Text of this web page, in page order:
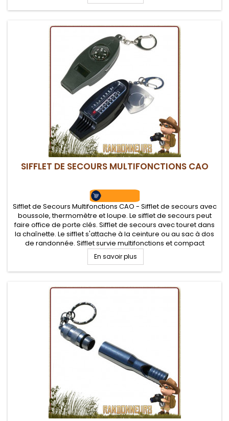
SIFFLET DE SECOURS MULTIFONCTIONS CAO
Sifflet de Secours Multifonctions CAO - Sifflet de secours avec
boussole, thermomètre et loupe. Le sifflet de secours peut
faire office de porte clés. Sifflet de secours avec touret dans
la chaînette. Le sifflet s'attache à la ceinture ou au sac à dos
de randonnée. Sifflet survie multifonctions et compact
En savoir plus